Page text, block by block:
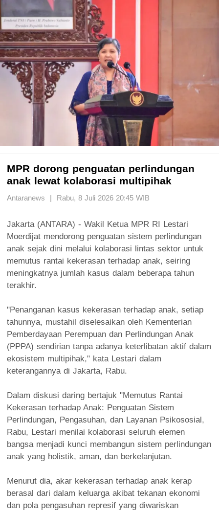
MPR dorong penguatan perlindungan
anak lewat kolaborasi multipihak
Antaranews | Rabu, 8 Juli 2026 20:45 WIB
Jakarta (ANTARA) - Wakil Ketua MPR RI Lestari
Moerdijat mendorong penguatan sistem perlindungan
anak sejak dini melalui kolaborasi lintas sektor untuk
memutus rantai kekerasan terhadap anak, seiring
meningkatnya jumlah kasus dalam beberapa tahun
terakhir.
"Penanganan kasus kekerasan terhadap anak, setiap
tahunnya, mustahil diselesaikan oleh Kementerian
Pemberdayaan Perempuan dan Perlindungan Anak
(PPPA) sendirian tanpa adanya keterlibatan aktif dalam
ekosistem multipihak," kata Lestari dalam
keterangannya di Jakarta, Rabu.
Dalam diskusi daring bertajuk "Memutus Rantai
Kekerasan terhadap Anak: Penguatan Sistem
Perlindungan, Pengasuhan, dan Layanan Psikososial,
Rabu, Lestari menilai kolaborasi seluruh elemen
bangsa menjadi kunci membangun sistem perlindungan
anak yang holistik, aman, dan berkelanjutan.
Menurut dia, akar kekerasan terhadap anak kerap
berasal dari dalam keluarga akibat tekanan ekonomi
dan pola pengasuhan represif yang diwariskan